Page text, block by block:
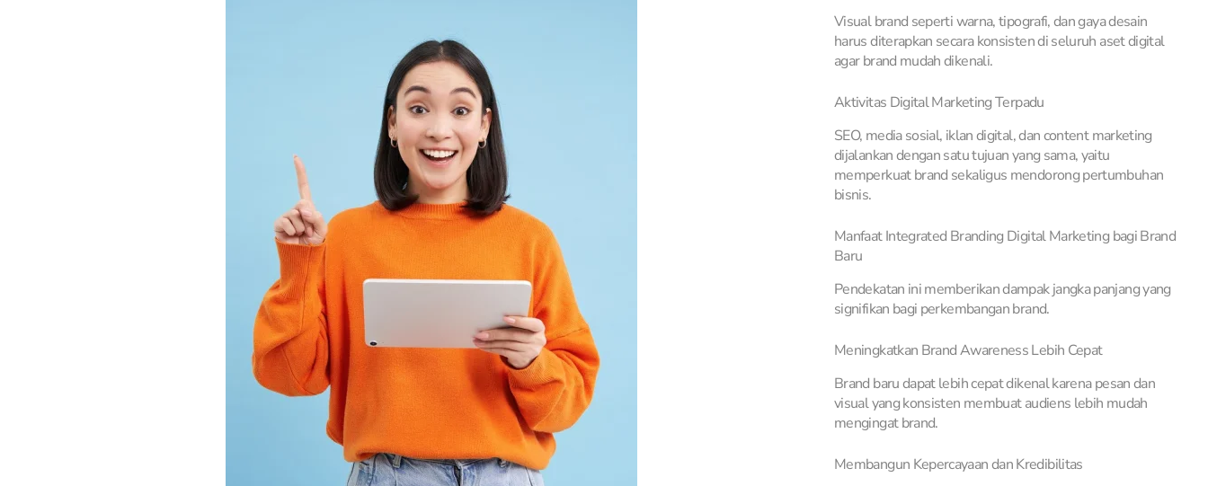
Visual brand seperti warna, tipografi, dan gaya desain
harus diterapkan secara konsisten di seluruh aset digital
agar brand mudah dikenali.
Aktivitas Digital Marketing Terpadu
SEO, media sosial, iklan digital, dan content marketing
dijalankan dengan satu tujuan yang sama, yaitu
memperkuat brand sekaligus mendorong pertumbuhan
bisnis.
Manfaat Integrated Branding Digital Marketing bagi Brand
Baru
Pendekatan ini memberikan dampak jangka panjang yang
signifikan bagi perkembangan brand.
Meningkatkan Brand Awareness Lebih Cepat
Brand baru dapat lebih cepat dikenal karena pesan dan
visual yang konsisten membuat audiens lebih mudah
mengingat brand.
Membangun Kepercayaan dan Kredibilitas